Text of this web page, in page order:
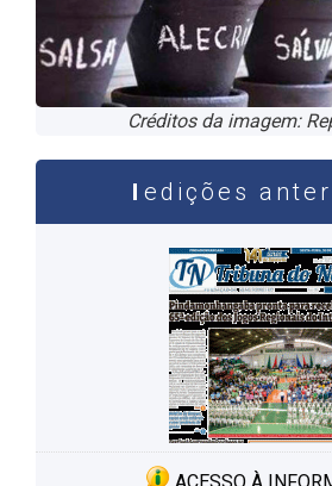
Créditos da imagem:
edições
ACESSO À